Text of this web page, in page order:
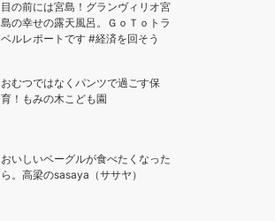
目の前には宮島！グランヴィリオ宮
島の幸せの露天風呂。ＧｏＴｏトラ
ベルレポートです #経済を回そう
おむつではなくパンツで過ごす保
育！もみの木こども園
おいしいベーグルが食べたくなった
ら。高梁のsasaya（ササヤ）